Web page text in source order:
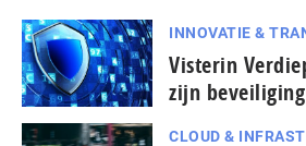
INNOVATIE &
Visterin
zijn
CLOUD &